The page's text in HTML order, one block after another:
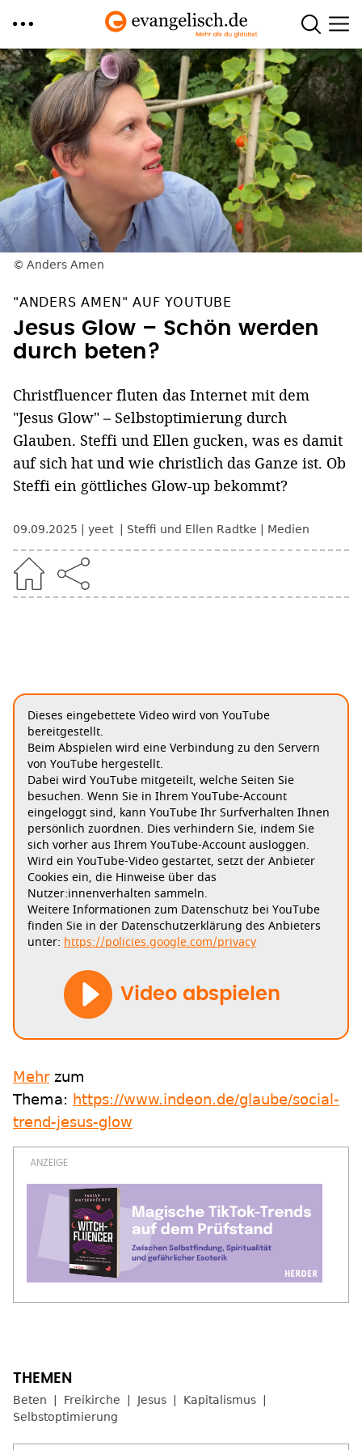
Direkt
zum
Inhalt
Anders Amen
"ANDERS AMEN" AUF YOUTUBE
Jesus Glow – Schön werden
durch beten?
Christfluencer fluten das Internet mit dem
"Jesus Glow" – Selbstoptimierung durch
Glauben. Steffi und Ellen gucken, was es damit
auf sich hat und wie christlich das Ganze ist. Ob
Steffi ein göttliches Glow-up bekommt?
09.09.2025 yeet Steffi und Ellen Radtke Medien
Dieses eingebettete Video wird von YouTube
bereitgestellt.
Beim Abspielen wird eine Verbindung zu den Servern
von YouTube hergestellt.
Dabei wird YouTube mitgeteilt, welche Seiten Sie
besuchen. Wenn Sie in Ihrem YouTube-Account
eingeloggt sind, kann YouTube Ihr Surfverhalten Ihnen
persönlich zuordnen. Dies verhindern Sie, indem Sie
sich vorher aus Ihrem YouTube-Account ausloggen.
Wird ein YouTube-Video gestartet, setzt der Anbieter
Cookies ein, die Hinweise über das
Nutzer:innenverhalten sammeln.
Weitere Informationen zum Datenschutz bei YouTube
finden Sie in der Datenschutzerklärung des Anbieters
unter: https://policies.google.com/privacy
Video abspielen
Mehrzum
Thema: https://www.indeon.de/glaube/social-
trend-jesus-glow
Beten Freikirche Jesus
Kapitalismus
Selbstoptimierung